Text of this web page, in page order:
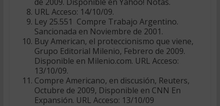
URL Acceso: 14/10/09.
Ley 25.551  Compre Trabajo Argentino.
Sancionada en Noviembre de 2001.
Buy American, el proteccionismo que viene,
Grupo Editorial Milenio, Febrero de 2009.
Disponible en Milenio.com. URL Acceso:
13/10/09.
Compre Americano, en discusión, Reuters,
Octubre de 2009, Disponible en CNN En
Expansión. URL Acceso: 13/10/09